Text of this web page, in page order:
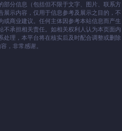
部分信息（包括但不限于文字、图片、联系方
展示内容，仅用于信息参考及展示之目的，不
或商业建议。任何主体因参考本站信息而产生
不承担相关责任。如相关权利人认为本页面内
处理，本平台将在核实后及时配合调整或删除
，非常感谢。